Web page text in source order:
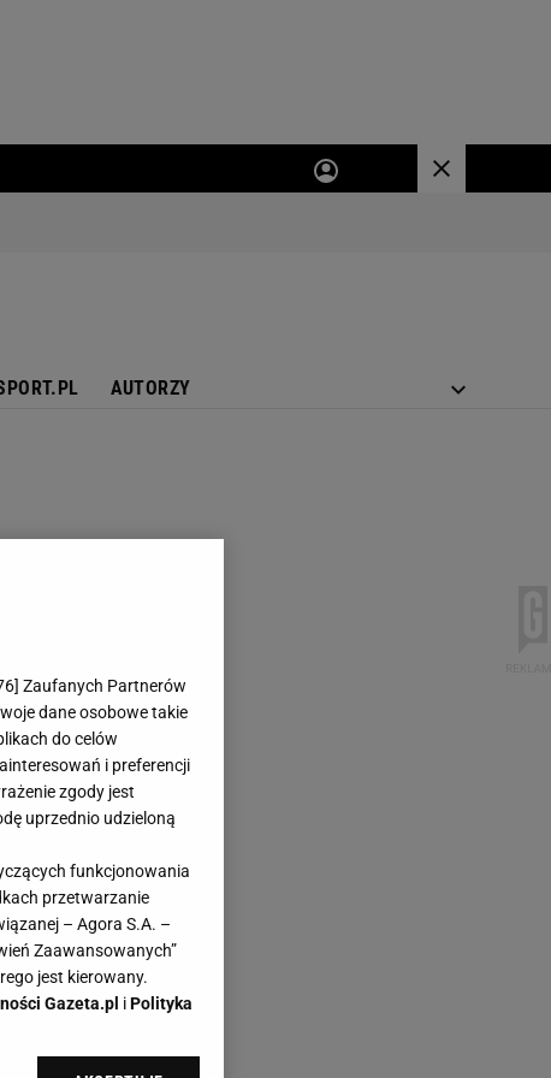
AUTORZY
] Zaufanych Partnerów
dane osobowe takie
do celów
i preferencji
zgody jest
uprzednio udzieloną
funkcjonowania
przetwarzanie
– Agora S.A. –
Zaawansowanych”
jest kierowany.
Gazeta.pl iPolityka